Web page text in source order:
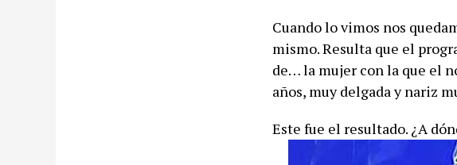
Cuando lo vimos nos
mismo. Resulta que el
de… la mujer con la que el
años, muy delgada y nariz
Este fue el resultado. ¿A